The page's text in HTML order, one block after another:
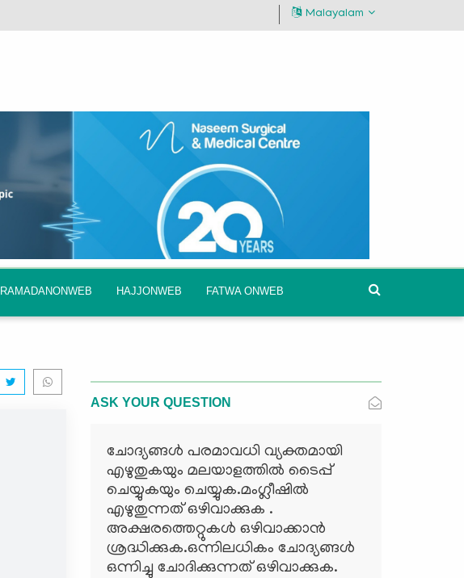
Malayalam
RAMADANONWEB HAJJONWEB FATWA ONWEB
ASK YOUR QUESTION
ചോദ്യങ്ങള്‍ പരമാവധി വ്യക്തമായി
എഴുതുകയും മലയാളത്തില്‍ ടൈപ്പ്
ചെയ്യുകയും ചെയ്യുക.മംഗ്ലീഷില്‍
എഴുതുന്നത് ഒഴിവാക്കുക .
അക്ഷരത്തെറ്റുകള്‍ ഒഴിവാക്കാന്‍
ശ്രദ്ധിക്കുക.ഒന്നിലധികം ചോദ്യങ്ങള്‍
ഒന്നിച്ചു ചോദിക്കുന്നത് ഒഴിവാക്കുക.